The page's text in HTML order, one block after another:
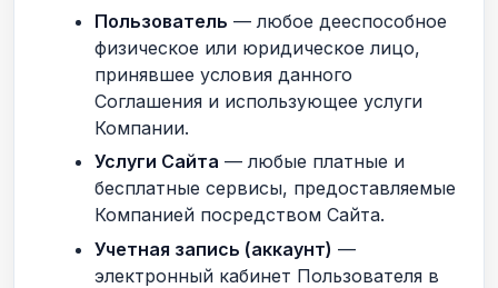
Пользователь — любое дееспособное
физическое или юридическое лицо,
принявшее условия данного
Соглашения и использующее услуги
Компании.
Услуги Сайта — любые платные и
бесплатные сервисы, предоставляемые
Компанией посредством Сайта.
Учетная запись (аккаунт) —
электронный кабинет Пользователя в